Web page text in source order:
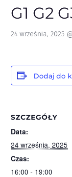
G1 G2
24 września, 2025
Dodaj do
SZCZEGÓŁY
Data:
24 września, 2025
Czas:
16:00 - 19:00